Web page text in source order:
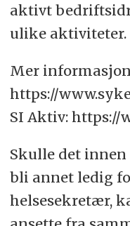
aktivt
ulike aktiviteter.
Mer
https://
SI Aktiv: https://
Skulle det
bli annet ledig
helsesekretær,